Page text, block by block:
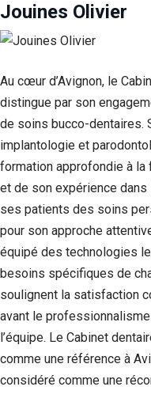
Jouines Olivier
Au cœur d’Avignon, le
distingue par son
de soins bucco-dentaires.
implantologie et
formation approfondie à
et de son expérience
ses patients des soins
pour son approche
équipé des technologies
besoins spécifiques de
soulignent la satisfaction
avant le
l’équipe. Le Cabinet
comme une référence à
considéré comme une
fonctionne
possible lors
Si vous
refusez ces
cookies,
certaines
disparaîtront
du site Web.
Marketing
En partageant
votre intérêt et
comportement
lorsque vous
visitez notre
site, vous
augmentez les
chances de
contenu et des